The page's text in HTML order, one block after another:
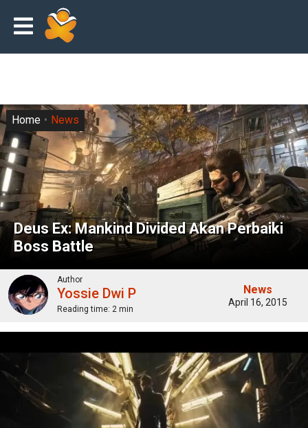
Deus Ex: Mankind Divided Akan Perbaiki
Boss Battle
Home News
Author
Yossie Dwi P
Reading time: 2 min
News
April 16, 2015